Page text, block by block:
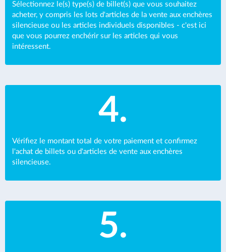
Sélectionnez le(s) type(s) de billet(s) que vous souhaitez
acheter, y compris les lots d'articles de la vente aux enchères
silencieuse ou les articles individuels disponibles - c'est ici
que vous pourrez enchérir sur les articles qui vous
intéressent.
4.
Vérifiez le montant total de votre paiement et confirmez
l'achat de billets ou d'articles de vente aux enchères
silencieuse.
5.